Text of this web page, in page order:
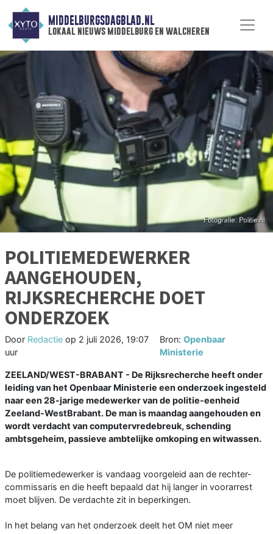
MIDDELBURGSDAGBLAD.NL
lokaal nieuws middelburg en walcheren
POLITIEMEDEWERKER
AANGEHOUDEN,
RIJKSRECHERCHE DOET
ONDERZOEK
Door Redactie op 2 juli 2026, 19:07
uur
Bron: Openbaar
Ministerie
ZEELAND/WEST-BRABANT - De Rijksrecherche heeft onder
leiding van het Openbaar Ministerie een onderzoek ingesteld
naar een 28-jarige medewerker van de politie-eenheid
Zeeland-WestBrabant. De man is maandag aangehouden en
wordt verdacht van computervredebreuk, schending
ambtsgeheim, passieve ambtelijke omkoping en witwassen.
De politiemedewerker is vandaag voorgeleid aan de rechter-
commissaris en die heeft bepaald dat hij langer in voorarrest
moet blijven. De verdachte zit in beperkingen.
In het belang van het onderzoek deelt het OM niet meer